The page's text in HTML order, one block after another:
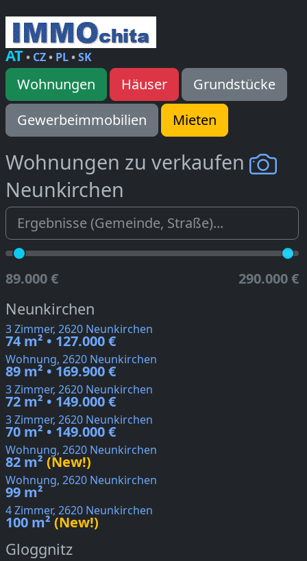
AT• CZ• PL•SK
Wohnungen Häuser
Grundstücke
Gewerbeimmobilien
Mieten
Wohnungen zu verkaufen
Neunkirchen
89.000 € 290.000 €
Neunkirchen
3 Zimmer, 2620 Neunkirchen
74 m² • 127.000 €
Wohnung, 2620 Neunkirchen
89 m² • 169.900 €
3 Zimmer, 2620 Neunkirchen
72 m² • 149.000 €
3 Zimmer, 2620 Neunkirchen
70 m² • 149.000 €
Wohnung, 2620 Neunkirchen
82 m² (New!)
Wohnung, 2620 Neunkirchen
99 m²
4 Zimmer, 2620 Neunkirchen
100 m² (New!)
Gloggnitz